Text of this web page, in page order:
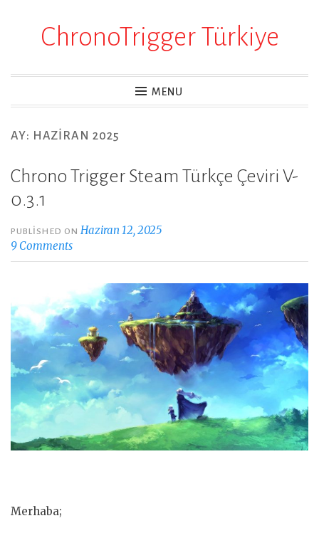
ChronoTrigger Türkiye
MENU
AY: HAZIRAN 2025
Chrono Trigger Steam Türkçe Çeviri V-
0.3.1
PUBLISHED ONHaziran 12, 2025
9 Comments
Merhaba;